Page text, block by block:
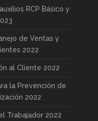
RCP Básico y
de Ventas y
2022
al Cliente 2022
la Prevención de
2022
Trabajador 2022